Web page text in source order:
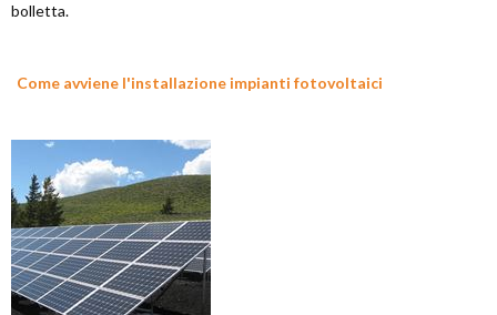
bolletta.
Come avviene l'installazione impianti fotovoltaici